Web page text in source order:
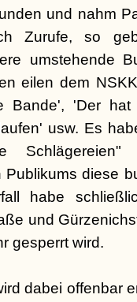
und nahm
Zurufe, so
umstehende
eilen dem
Bande', 'Der hat
usw. Es
diese
habe
und
gesperrt wird.
dabei offenbar